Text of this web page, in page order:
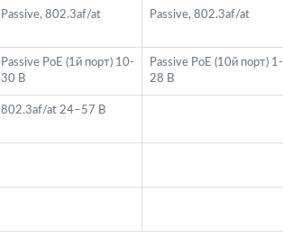
Passive, 802.3af/at Passive, 802.3af/at
Passive PoE (1й порт) 10-
30 В
Passive PoE (10й порт) 1-
28 В
802.3af/at 24–57 В